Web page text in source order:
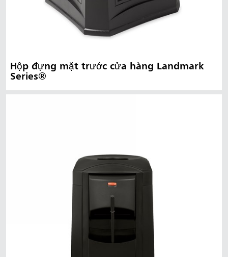
Hộp đựng mặt trước cửa hàng Landmark
Series®